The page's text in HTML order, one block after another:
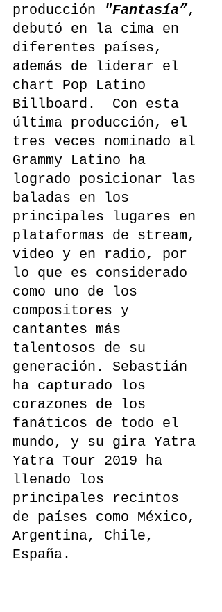
producción
"Fantasía”,
debutó en la cima en
diferentes países,
además de liderar el
chart Pop Latino
Billboard.  Con esta
última producción, el
tres veces nominado al
Grammy Latino ha
logrado posicionar las
baladas en los
principales lugares en
plataformas de stream,
video y en radio, por
lo que es considerado
como uno de los
compositores y
cantantes más
talentosos de su
generación. Sebastián
ha capturado los
corazones de los
fanáticos de todo el
mundo, y su gira Yatra
Yatra Tour 2019 ha
llenado los
principales recintos
de países como México,
Argentina, Chile,
España.